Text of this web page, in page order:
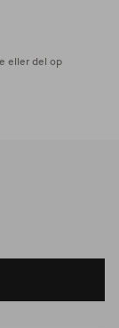
eller del op